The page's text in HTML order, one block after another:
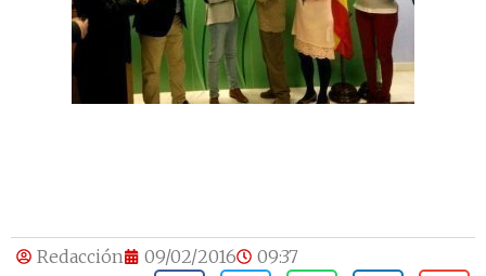
Redacción 09/02/2016 09:37